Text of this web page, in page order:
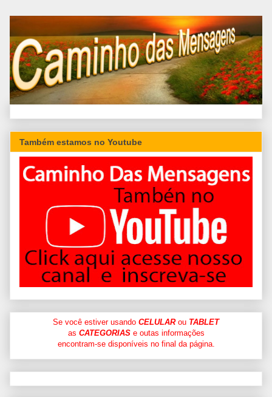
Também estamos no Youtube
Se você estiver usando CELULARou TABLET
as CATEGORIASe outas informações
encontram-se disponíveis no final da página.